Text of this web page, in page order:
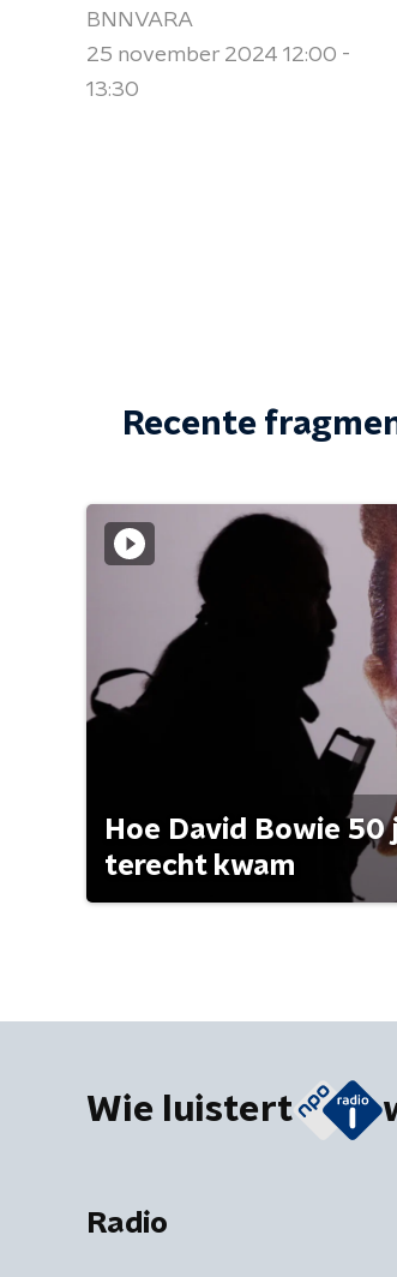
BNNVARA
25 november 2024 12:00 -
13:30
Recente
Hoe David Bowie 50
terecht kwam
Wie luistert
Radio